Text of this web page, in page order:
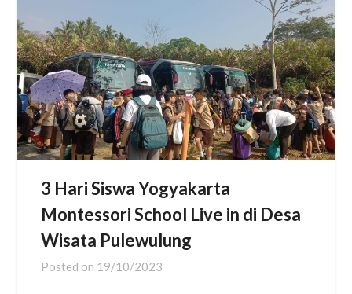
3 Hari Siswa Yogyakarta
Montessori School Live in di Desa
Wisata Pulewulung
Posted on 19/10/2023